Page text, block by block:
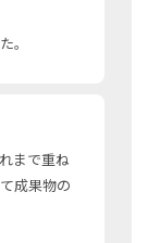
。
まで重ね
成果物の